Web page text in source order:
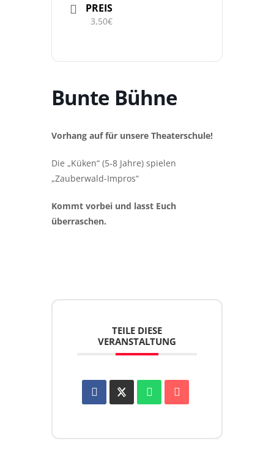
PREIS
3,50€
Bunte Bühne
Vorhang auf für unsere Theaterschule!
Die „Küken“ (5-8 Jahre) spielen
„Zauberwald-Impros“
Kommt vorbei und lasst Euch
überraschen.
TEILE DIESE
VERANSTALTUNG